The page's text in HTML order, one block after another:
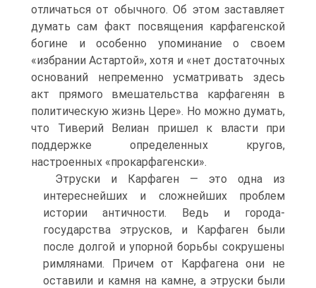
отличаться от обычного. Об этом заставляет
думать сам факт посвящения карфагенской
богине и особенно упоминание о своем
«избрании Астартой», хотя и «нет достаточных
оснований непременно усматривать здесь
акт прямого вмешательства карфагенян в
политическую жизнь Цере». Но можно думать,
что Тиверий Велиан пришел к власти при
поддержке определенных кругов,
настроенных «прокарфагенски».
Этруски и Карфаген — это одна из
интереснейших и сложнейших проблем
истории античности. Ведь и города-
государства этрусков, и Карфаген были
после долгой и упорной борьбы сокрушены
римлянами. Причем от Карфагена они не
оставили и камня на камне, а этруски были